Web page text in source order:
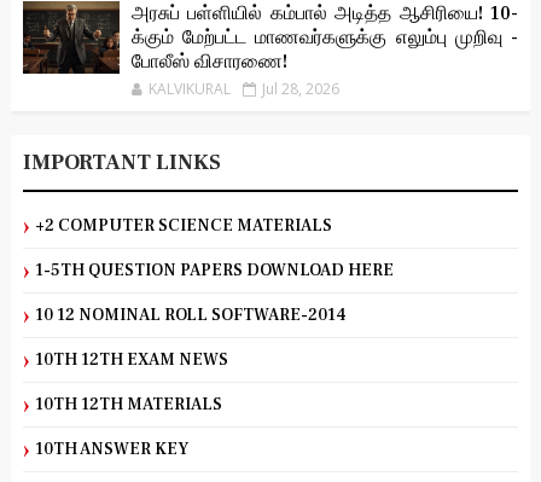
அரசுப் பள்ளியில் கம்பால் அடித்த ஆசிரியை! 10-
க்கும் மேற்பட்ட மாணவர்களுக்கு எலும்பு முறிவு -
போலீஸ் விசாரணை!
KALVIKURAL Jul 28, 2026
IMPORTANT LINKS
+2 COMPUTER SCIENCE MATERIALS
1-5TH QUESTION PAPERS DOWNLOAD HERE
10 12 NOMINAL ROLL SOFTWARE-2014
10TH 12TH EXAM NEWS
10TH 12TH MATERIALS
10TH ANSWER KEY